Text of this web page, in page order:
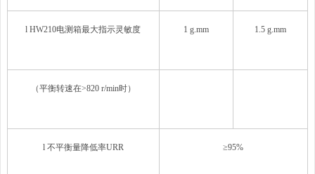
l HW210电测箱最大指示灵敏度 1 g.mm 1.5 g.mm
（平衡转速在>820 r/min时）
l 不平衡量降低率URR ≥95%